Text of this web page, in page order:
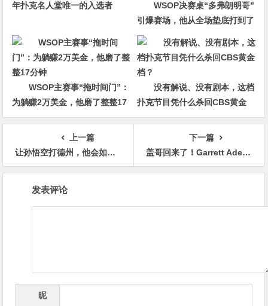
年扑克名人堂唯一的入选者
WSOP决赛桌“多弗朗明哥”
引爆赛场，他从全场垫底打到了
冠军争夺者
WSOP主赛事“拖时间门”：
为躺赚2万美金，他磨了整整17
分钟
没有解说、没有剧本，这档
扑克节目凭什么杀回CBS黄金
档？
上一篇
让孙悟空打德州，他会如何在牌桌“求取真经”？
下一篇
盖哥回来了！Garrett Adelstein本周五重返高额桌直播
发表评论
昵